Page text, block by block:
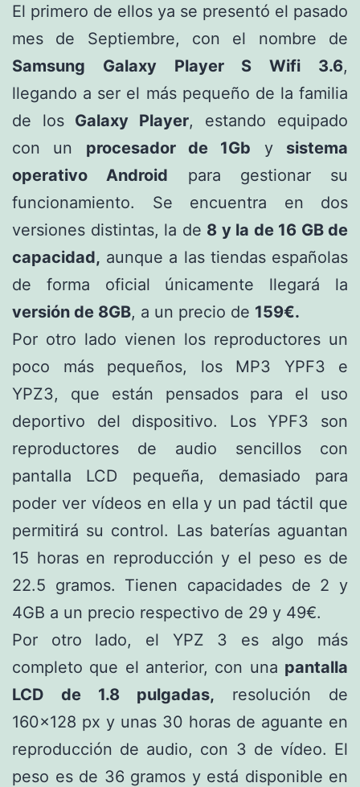
El primero de ellos ya se presentó el pasado
mes de Septiembre, con el nombre de
Samsung Galaxy Player S Wifi 3.6,
llegando a ser el más pequeño de la familia
de los Galaxy Player, estando equipado
con un procesador de 1Gb y sistema
operativo Android para gestionar su
funcionamiento. Se encuentra en dos
versiones distintas, la de 8 y la de 16 GB de
capacidad, aunque a las tiendas españolas
de forma oficial únicamente llegará la
versión de 8GB, a un precio de 159€.
Por otro lado vienen los reproductores un
poco más pequeños, los MP3 YPF3 e
YPZ3, que están pensados para el uso
deportivo del dispositivo. Los YPF3 son
reproductores de audio sencillos con
pantalla LCD pequeña, demasiado para
poder ver vídeos en ella y un pad táctil que
permitirá su control. Las baterías aguantan
15 horas en reproducción y el peso es de
22.5 gramos. Tienen capacidades de 2 y
4GB a un precio respectivo de 29 y 49€.
Por otro lado, el YPZ 3 es algo más
completo que el anterior, con una pantalla
LCD de 1.8 pulgadas, resolución de
160×128 px y unas 30 horas de aguante en
reproducción de audio, con 3 de vídeo. El
peso es de 36 gramos y está disponible en